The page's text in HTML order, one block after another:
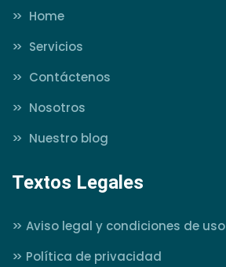
>>
Home
>>
Servicios
>>
Contáctenos
>>
Nosotros
>>
Nuestro blog
Textos Legales
>> Aviso legal y condiciones de uso
>> Política de privacidad